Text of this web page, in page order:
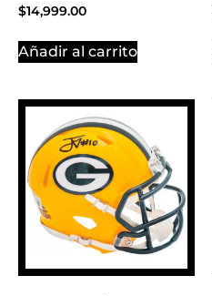
$14,999.00
Añadir al carrito